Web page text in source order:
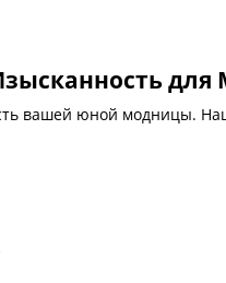
для
вашей юной модницы.